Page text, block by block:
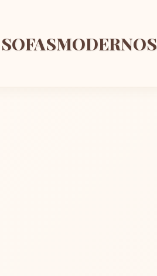
SOFASMODERNOS